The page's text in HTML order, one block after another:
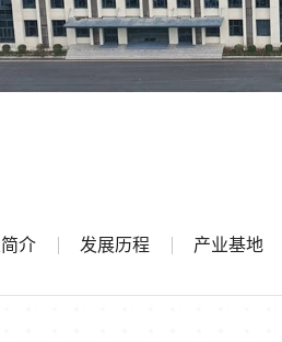
介 发展历程 产业基地